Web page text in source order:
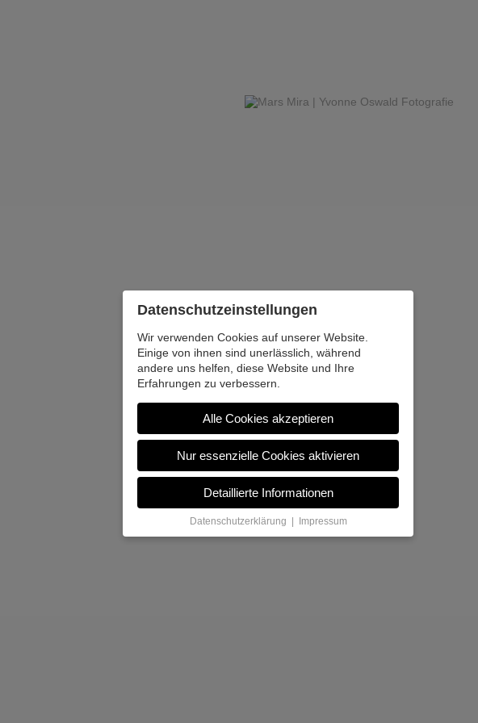
Datenschutz­einstellungen
Wir verwenden Cookies auf unserer Website.
Einige von ihnen sind unerlässlich, während
andere uns helfen, diese Website und Ihre
Erfahrungen zu verbessern.
Alle Cookies akzeptieren
Nur essenzielle Cookies aktivieren
Detaillierte Informationen
Datenschutzerklärung | Impressum